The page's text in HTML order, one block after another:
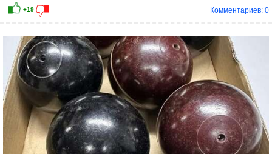
+20
Комментариев: 0